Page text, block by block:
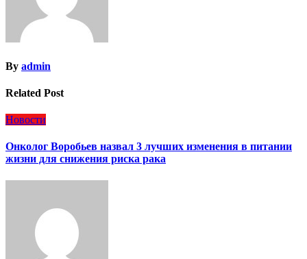
By admin
Related Post
Новости
Онколог Воробьев назвал 3 лучших изменения в питании
жизни для снижения риска рака